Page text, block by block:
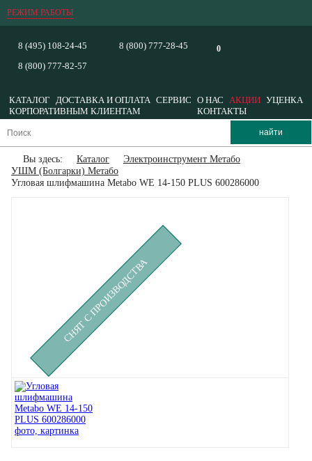
РЕЖИМ РАБОТЫ
0
8 (495) 108-24-45
8 (800) 777-82-57
8 (800) 777-28-45
КАТАЛОГ ДОСТАВКА И ОПЛАТА СЕРВИС О НАС АКЦИИ УЦЕНКА
КОРПОРАТИВНЫМ КЛИЕНТАМ
КОНТАКТЫ
Вы здесь: Каталог
Электроинструмент Метабо
УШМ (Болгарки) Метабо
Угловая шлифмашина Metabo WE 14-150 PLUS 600286000
СНЯТ С ПРОИЗВОДСТВА